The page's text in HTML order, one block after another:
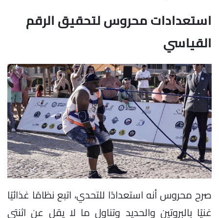
استعدادات محروس لتحقيق الرقم
القياسي
صرح محروس أنه استعدادًا للتحدي، اتبع نظامًا غذائيًا
غنيًا بالبروتين والحديد وتناول ما لا يقل عن اثنتي